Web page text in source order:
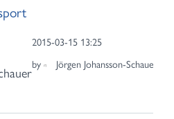
2015-03-15 13:25
by
Jörgen Johansson-Schauer